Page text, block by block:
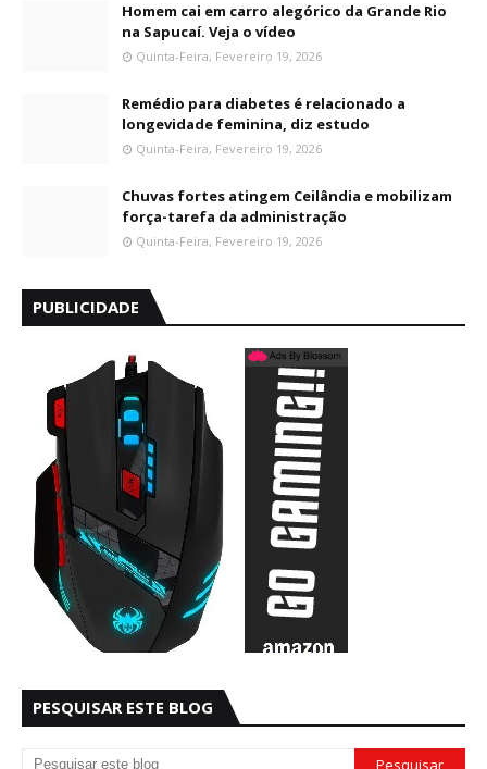
Homem cai em carro alegórico da Grande Rio
na Sapucaí. Veja o vídeo
Quinta-Feira, Fevereiro 19, 2026
Remédio para diabetes é relacionado a
longevidade feminina, diz estudo
Quinta-Feira, Fevereiro 19, 2026
Chuvas fortes atingem Ceilândia e mobilizam
força-tarefa da administração
Quinta-Feira, Fevereiro 19, 2026
PUBLICIDADE
PESQUISAR ESTE BLOG